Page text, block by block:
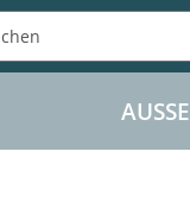
AUSSEN